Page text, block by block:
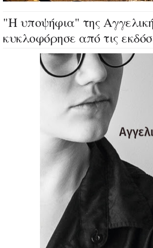
"Η υποψήφια" της
κυκλοφόρησε από τις